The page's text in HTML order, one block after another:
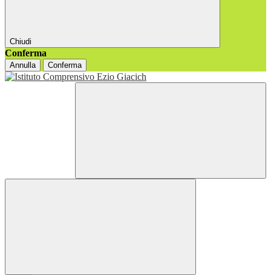
Chiudi
Conferma
Annulla Conferma